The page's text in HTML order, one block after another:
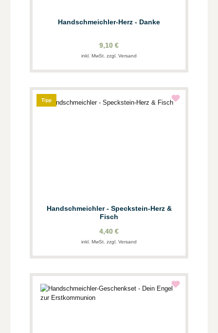
Handschmeichler-Herz - Danke
9,10 €
inkl. MwSt. zzgl. Versand
Tipp
Handschmeichler - Speckstein-Herz &
Fisch
4,40 €
inkl. MwSt. zzgl. Versand